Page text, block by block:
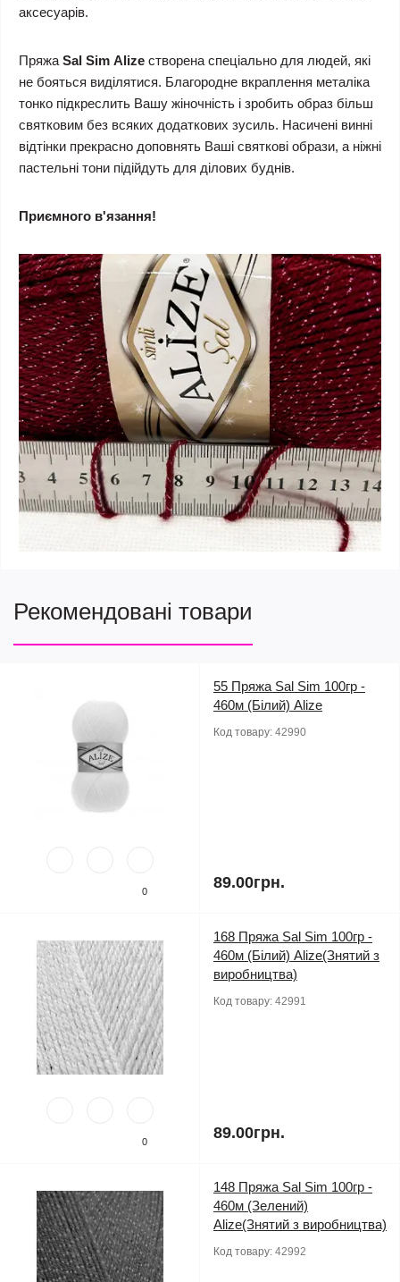
аксесуарів.
Пряжа Sal Sim Alize створена спеціально для людей, які
не бояться виділятися. Благородне вкраплення металіка
тонко підкреслить Вашу жіночність і зробить образ більш
святковим без всяких додаткових зусиль. Насичені винні
відтінки прекрасно доповнять Ваші святкові образи, а ніжні
пастельні тони підійдуть для ділових буднів.
Приємного в'язання!
Рекомендовані товари
0
55 Пряжа Sal Sim 100гр -
460м (Білий) Alize
Код товару: 42990
89.00грн.
0
168 Пряжа Sal Sim 100гр -
460м (Білий) Alize(Знятий з
виробництва)
Код товару: 42991
89.00грн.
148 Пряжа Sal Sim 100гр -
460м (Зелений)
Alize(Знятий з виробництва)
Код товару: 42992